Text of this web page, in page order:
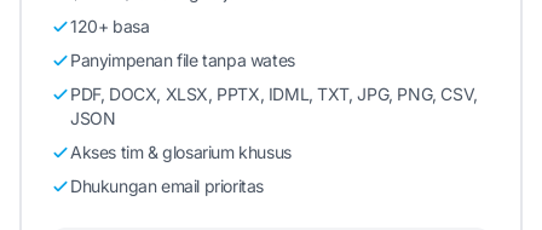
120+ basa
Panyimpenan file tanpa wates
PDF, DOCX, XLSX, PPTX, IDML, TXT, JPG, PNG, CSV,
JSON
Akses tim & glosarium khusus
Dhukungan email prioritas